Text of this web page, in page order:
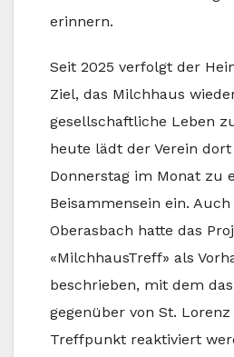
erinnern.
Seit 2025 verfolgt der
Ziel, das Milchhaus
gesellschaftliche Leben
heute lädt der Verein
Donnerstag im Monat zu
Beisammensein ein.
Oberasbach hatte das
«MilchhausTreff» als
beschrieben, mit dem
gegenüber von St.
Treffpunkt reaktiviert